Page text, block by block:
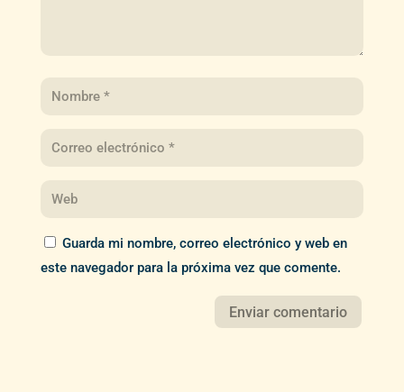
Guarda mi nombre, correo electrónico y web en
este navegador para la próxima vez que comente.